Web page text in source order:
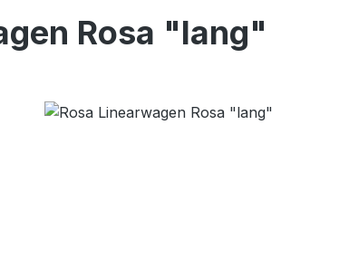
Rosa "lang"